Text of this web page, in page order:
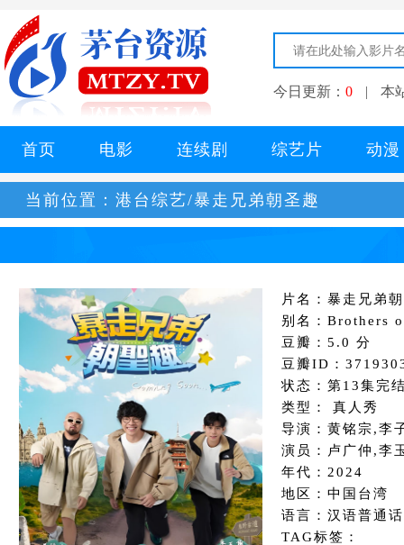
今日更新： 0 | 本
首页 电影 连续剧 综艺片 动漫
当前位置： 港台综艺/暴走兄弟朝圣趣
片名：暴走兄弟
别名：Brothers
豆瓣：5.0 分
豆瓣ID：
状态：第13集完
类型： 真人秀
导演：黄铭宗,李
演员：卢广仲,李
年代：2024
地区：中国台湾
语言：汉语普通话
TAG标签：